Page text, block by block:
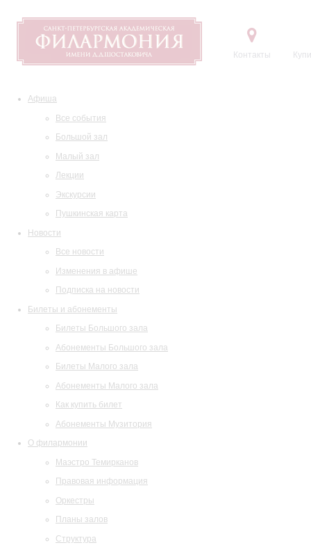
Контакты
Афиша
Все события
Большой зал
Малый зал
Лекции
Экскурсии
Пушкинская карта
Новости
Все новости
Изменения в афише
Подписка на новости
Билеты и абонементы
Билеты Большого зала
Абонементы Большого зала
Билеты Малого зала
Абонементы Малого зала
Как купить билет
Абонементы Музитория
О филармонии
Маэстро Темирканов
Правовая информация
Оркестры
Планы залов
Структура